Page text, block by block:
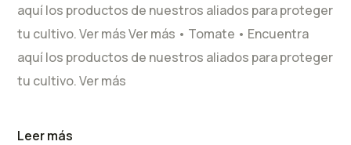
aquí los productos de nuestros aliados para proteger
tu cultivo. Ver más Ver más • Tomate • Encuentra
aquí los productos de nuestros aliados para proteger
tu cultivo. Ver más
Leer más